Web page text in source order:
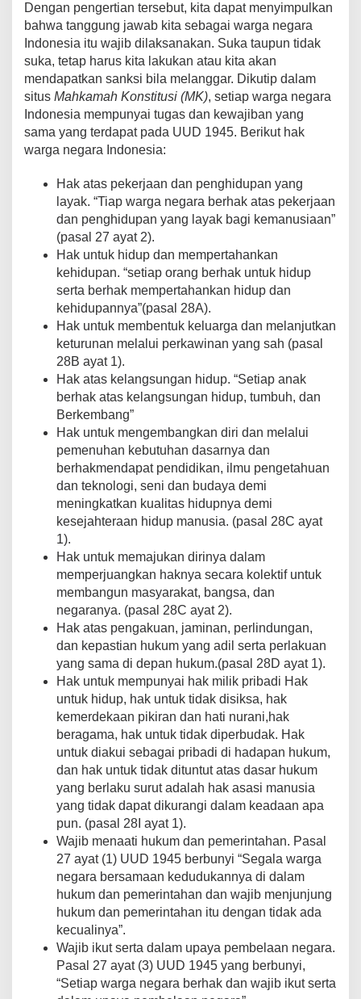
Dengan pengertian tersebut, kita dapat menyimpulkan
bahwa tanggung jawab kita sebagai warga negara
Indonesia itu wajib dilaksanakan. Suka taupun tidak
suka, tetap harus kita lakukan atau kita akan
mendapatkan sanksi bila melanggar. Dikutip dalam
situs Mahkamah Konstitusi (MK), setiap warga negara
Indonesia mempunyai tugas dan kewajiban yang
sama yang terdapat pada UUD 1945. Berikut hak
warga negara Indonesia:
Hak atas pekerjaan dan penghidupan yang
layak. “Tiap warga negara berhak atas pekerjaan
dan penghidupan yang layak bagi kemanusiaan”
(pasal 27 ayat 2).
Hak untuk hidup dan mempertahankan
kehidupan. “setiap orang berhak untuk hidup
serta berhak mempertahankan hidup dan
kehidupannya”(pasal 28A).
Hak untuk membentuk keluarga dan melanjutkan
keturunan melalui perkawinan yang sah (pasal
28B ayat 1).
Hak atas kelangsungan hidup. “Setiap anak
berhak atas kelangsungan hidup, tumbuh, dan
Berkembang”
Hak untuk mengembangkan diri dan melalui
pemenuhan kebutuhan dasarnya dan
berhakmendapat pendidikan, ilmu pengetahuan
dan teknologi, seni dan budaya demi
meningkatkan kualitas hidupnya demi
kesejahteraan hidup manusia. (pasal 28C ayat
1).
Hak untuk memajukan dirinya dalam
memperjuangkan haknya secara kolektif untuk
membangun masyarakat, bangsa, dan
negaranya. (pasal 28C ayat 2).
Hak atas pengakuan, jaminan, perlindungan,
dan kepastian hukum yang adil serta perlakuan
yang sama di depan hukum.(pasal 28D ayat 1).
Hak untuk mempunyai hak milik pribadi Hak
untuk hidup, hak untuk tidak disiksa, hak
kemerdekaan pikiran dan hati nurani,hak
beragama, hak untuk tidak diperbudak. Hak
untuk diakui sebagai pribadi di hadapan hukum,
dan hak untuk tidak dituntut atas dasar hukum
yang berlaku surut adalah hak asasi manusia
yang tidak dapat dikurangi dalam keadaan apa
pun. (pasal 28I ayat 1).
Wajib menaati hukum dan pemerintahan. Pasal
27 ayat (1) UUD 1945 berbunyi “Segala warga
negara bersamaan kedudukannya di dalam
hukum dan pemerintahan dan wajib menjunjung
hukum dan pemerintahan itu dengan tidak ada
kecualinya”.
Wajib ikut serta dalam upaya pembelaan negara.
Pasal 27 ayat (3) UUD 1945 yang berbunyi,
“Setiap warga negara berhak dan wajib ikut serta